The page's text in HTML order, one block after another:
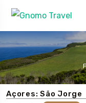
Açores: São Jorge